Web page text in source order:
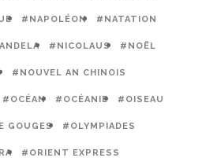
#NAPOLÉON #NATATION
#NICOLAUS #NOËL
#NOUVEL AN CHINOIS
#OCÉAN #OCÉANIE #OISEAU
GOUGES #OLYMPIADES
#ORIENT EXPRESS